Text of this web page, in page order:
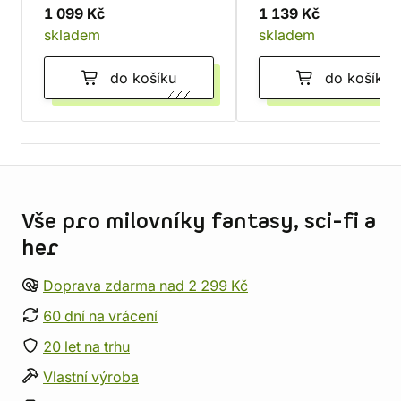
1 099 Kč
skladem
do košíku
1 139 Kč
skladem
do košíku
Vše pro milovníky fantasy, sci-fi a
her
Doprava zdarma nad 2 299 Kč
60 dní na vrácení
20 let na trhu
Vlastní výroba